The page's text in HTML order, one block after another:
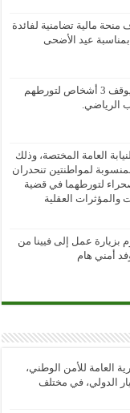
مالية تضامنية لفائدة
عيد الأضحى
أمن مولاي رشيد بالدار البيضاء يوقف 3 أشخاص لتورطهم
الرياضي.
العامة المختصة، وذلك
لمواطنتين تنحدران
لتورطهما في قضية
والمؤثرات العقلية
عمل إلى فيينا من
العامة للأمن الوطني،
الدولي، في مختلف